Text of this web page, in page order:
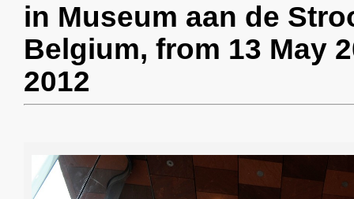
in Museum aan de
Belgium, from 13 May
2012